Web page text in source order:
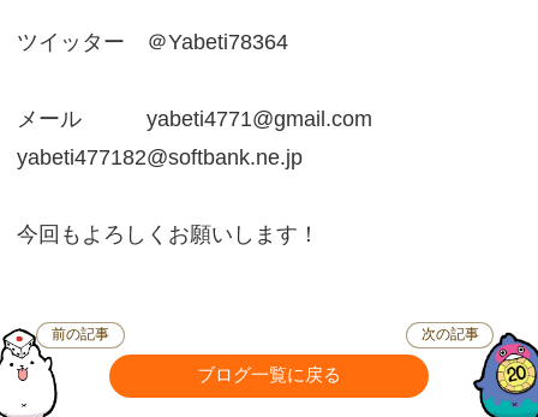
ツイッター ＠Yabeti78364
メール yabeti4771@gmail.com
yabeti477182@softbank.ne.jp
今回もよろしくお願いします！
前の記事
ブログ一覧に戻る
次の記事